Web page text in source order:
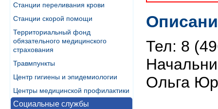
Станции переливания крови
Станции скорой помощи
Территориальный фонд
обязательного медицинского
страхования
Травмпункты
Центр гигиены и эпидемиологии
Центры медицинской профилактики
Социальные службы
Тел: 8
Ольга